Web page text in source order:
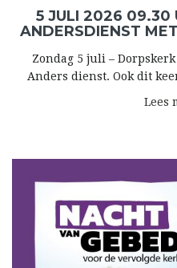
5 JULI 2026 09.30
ANDERSDIENST
Zondag 5 juli –
Anders dienst. Ook dit
Lees